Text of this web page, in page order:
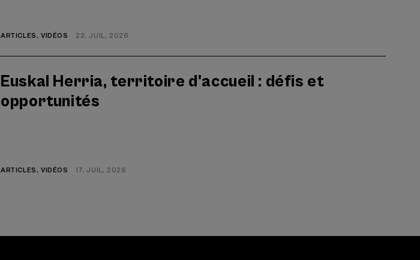
ARTICLES , VIDÉOS 22. JUIL, 2026
Euskal Herria, territoire d'accueil : défis et
opportunités
ARTICLES , VIDÉOS 17. JUIL, 2026